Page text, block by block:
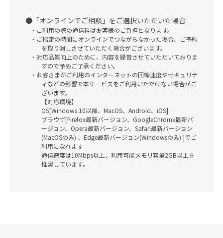
「オンラインでご相談」をご選択いただいた場合
ご利用の際の通信料はお客様のご負担となります。
ご指定の時間にオンラインでつながらなかった場合、ご予約
を取り消しさせていただく場合がございます。
対応品質向上のために、内容を録音させていただいておりま
すので予めご了承ください。
お客さまがご利用のインターネットの回線速度やセキュリテ
ィなどの影響で本サービスをご利用いただけない場合がご
ざいます。
【対応環境】
OS[Windows 10以降、MacOS、Android、iOS]
ブラウザ[Firefox最新バージョン、GoogleChrome最新バ
ージョン、Opera最新バージョン、Safari最新バージョン
(MacOSのみ) 、Edge最新バージョン(Windowsのみ) ]でご
利用になれます
通信速度は10Mbps以上、利用可能メモリ容量2GB以上を
推奨しています。